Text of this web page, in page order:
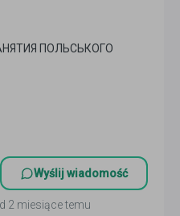
ПОЛЬСЬКОГО
Wyślij wiadomość
2 miesiące temu